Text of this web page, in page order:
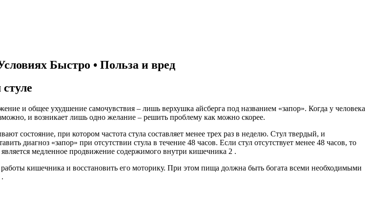
Быстро • Польза и вред
и общее ухудшение самочувствия – лишь верхушка айсберга под названием «запор». Когда у человека
и возникает лишь одно желание – решить проблему как можно скорее.
состояние, при котором частота стула составляет менее трех раз в неделю. Стул твердый, и
диагноз «запор» при отсутствии стула в течение 48 часов. Если стул отсутствует менее 48 часов, то
медленное продвижение содержимого внутри кишечника 2 .
работы кишечника и восстановить его моторику. При этом пища должна быть богата всеми необходимыми